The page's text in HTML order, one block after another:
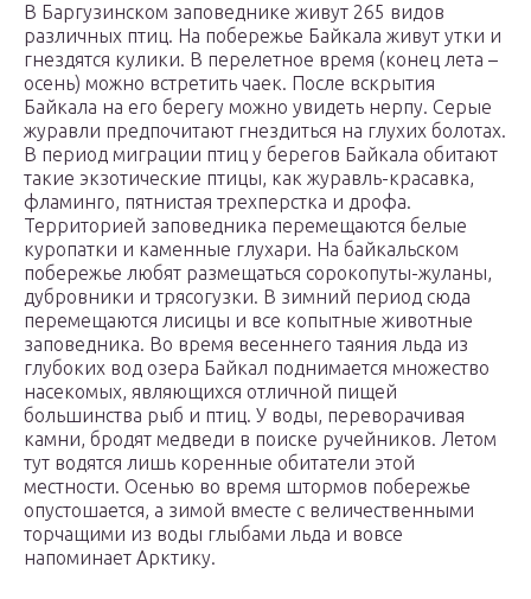
В Баргузинском заповеднике живут 265 видов
различных птиц. На побережье Байкала живут утки и
гнездятся кулики. В перелетное время (конец лета –
осень) можно встретить чаек. После вскрытия
Байкала на его берегу можно увидеть нерпу. Серые
журавли предпочитают гнездиться на глухих болотах.
В период миграции птиц у берегов Байкала обитают
такие экзотические птицы, как журавль-красавка,
фламинго, пятнистая трехперстка и дрофа.
Территорией заповедника перемещаются белые
куропатки и каменные глухари. На байкальском
побережье любят размещаться сорокопуты-жуланы,
дубровники и трясогузки. В зимний период сюда
перемещаются лисицы и все копытные животные
заповедника. Во время весеннего таяния льда из
глубоких вод озера Байкал поднимается множество
насекомых, являющихся отличной пищей
большинства рыб и птиц. У воды, переворачивая
камни, бродят медведи в поиске ручейников. Летом
тут водятся лишь коренные обитатели этой
местности. Осенью во время штормов побережье
опустошается, а зимой вместе с величественными
торчащими из воды глыбами льда и вовсе
напоминает Арктику.